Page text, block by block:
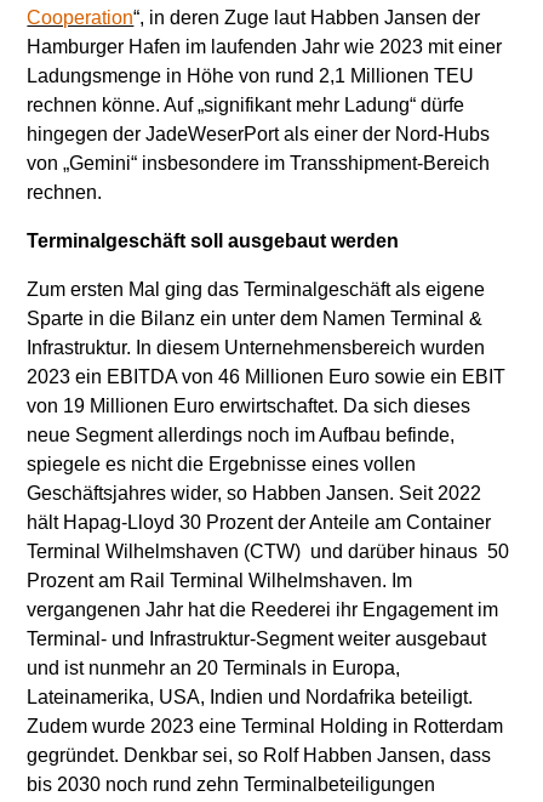
Cooperation“, in deren Zuge laut Habben Jansen der
Hamburger Hafen im laufenden Jahr wie 2023 mit einer
Ladungsmenge in Höhe von rund 2,1 Millionen TEU
rechnen könne. Auf „signifikant mehr Ladung“ dürfe
hingegen der JadeWeserPort als einer der Nord-Hubs
von „Gemini“ insbesondere im Transshipment-Bereich
rechnen.
Terminalgeschäft soll ausgebaut werden
Zum ersten Mal ging das Terminalgeschäft als eigene
Sparte in die Bilanz ein unter dem Namen Terminal &
Infrastruktur. In diesem Unternehmensbereich wurden
2023 ein EBITDA von 46 Millionen Euro sowie ein EBIT
von 19 Millionen Euro erwirtschaftet. Da sich dieses
neue Segment allerdings noch im Aufbau befinde,
spiegele es nicht die Ergebnisse eines vollen
Geschäftsjahres wider, so Habben Jansen. Seit 2022
hält Hapag-Lloyd 30 Prozent der Anteile am Container
Terminal Wilhelmshaven (CTW) und darüber hinaus 50
Prozent am Rail Terminal Wilhelmshaven. Im
vergangenen Jahr hat die Reederei ihr Engagement im
Terminal- und Infrastruktur-Segment weiter ausgebaut
und ist nunmehr an 20 Terminals in Europa,
Lateinamerika, USA, Indien und Nordafrika beteiligt.
Zudem wurde 2023 eine Terminal Holding in Rotterdam
gegründet. Denkbar sei, so Rolf Habben Jansen, dass
bis 2030 noch rund zehn Terminalbeteiligungen